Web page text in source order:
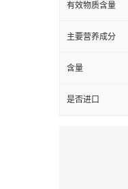
有效物质含量
主要营养成分
含量
是否进口